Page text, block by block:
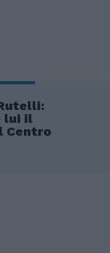
lui il
Centro